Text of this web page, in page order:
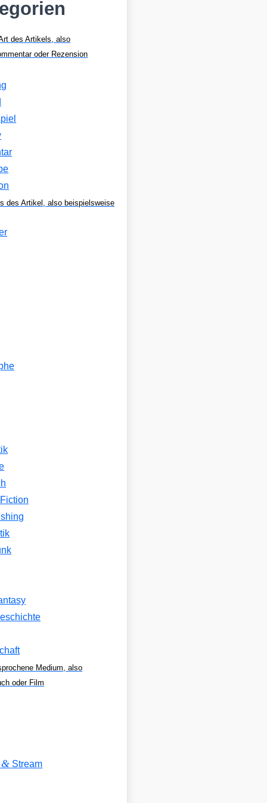
des Artikels, also
oder Rezension
des Artikel, also beispielsweise
Medium, also
oder Film
& Stream